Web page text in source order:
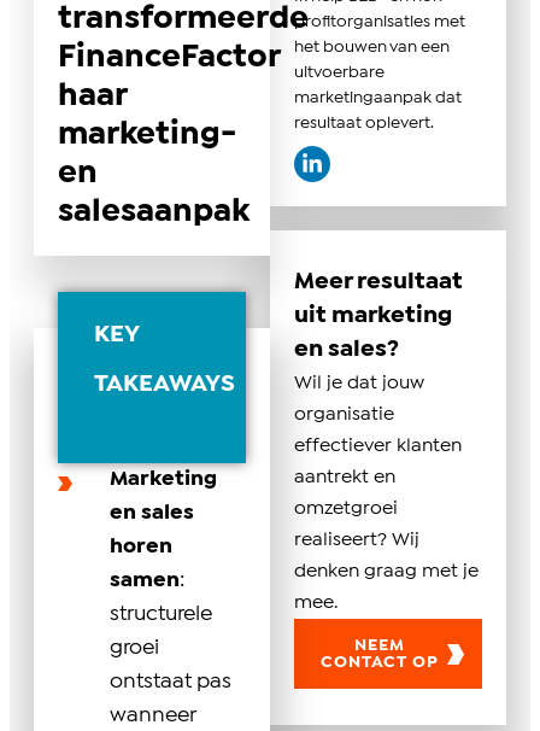
profitorganisaties met
het bouwen van een
uitvoerbare
marketingaanpak dat
resultaat oplevert.
Meer resultaat
uit marketing
en sales?
Wil je dat jouw
organisatie
effectiever klanten
aantrekt en
omzetgroei
realiseert? Wij
denken graag met je
mee.
NEEM
CONTACT OP
transformeerde
FinanceFactor
haar
marketing-
en
salesaanpak
KEY
TAKEAWAYS
Marketing
en sales
horen
samen:
structurele
groei
ontstaat pas
wanneer